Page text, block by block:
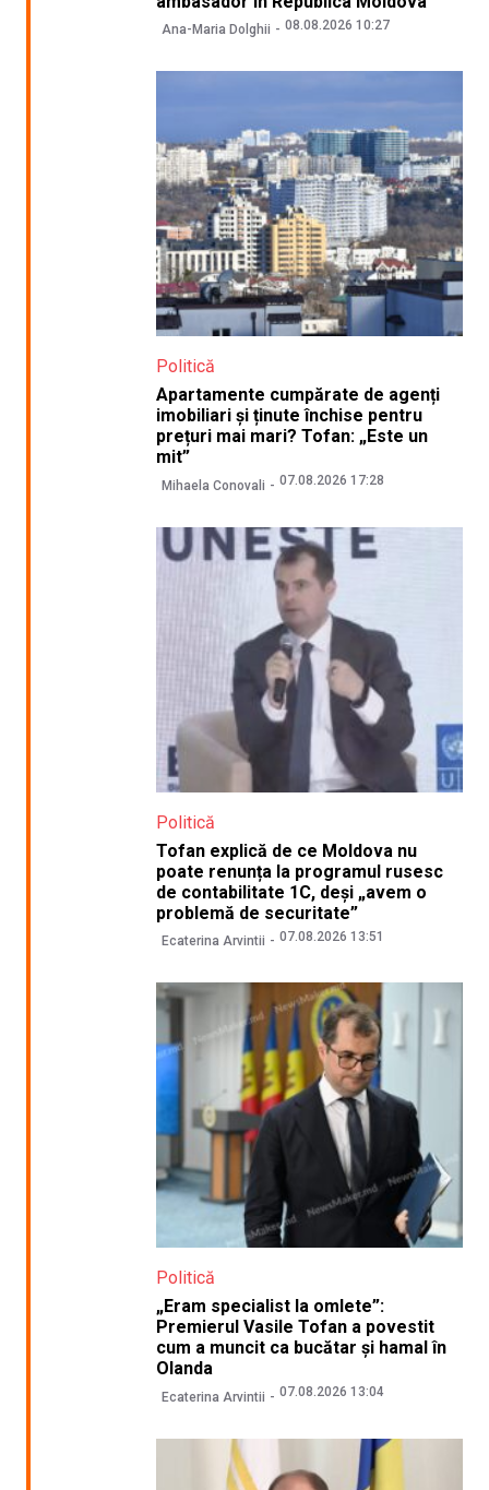
Ana-Maria Dolghii 08.08.2026 10:27
Politică
Apartamente cumpărate de agenți
imobiliari și ținute închise pentru
prețuri mai mari? Tofan: „Este un
mit”
Mihaela Conovali 07.08.2026 17:28
Politică
Tofan explică de ce Moldova nu
poate renunța la programul rusesc
de contabilitate 1C, deși „avem o
problemă de securitate”
Ecaterina Arvintii 07.08.2026 13:51
Politică
„Eram specialist la omlete”:
Premierul Vasile Tofan a povestit
cum a muncit ca bucătar și hamal în
Olanda
Ecaterina Arvintii 07.08.2026 13:04